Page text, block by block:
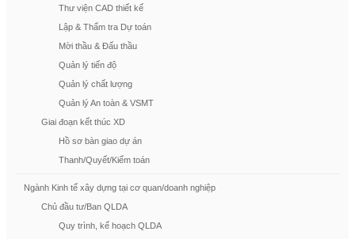
Thư viện CAD thiết kế
Lập & Thẩm tra Dự toán
Mời thầu & Đấu thầu
Quản lý tiến độ
Quản lý chất lượng
Quản lý An toàn & VSMT
Giai đoạn kết thúc XD
Hồ sơ bàn giao dự án
Thanh/Quyết/Kiểm toán
Ngành Kinh tế xây dựng tại cơ quan/doanh nghiệp
Chủ đầu tư/Ban QLDA
Quy trình, kế hoạch QLDA